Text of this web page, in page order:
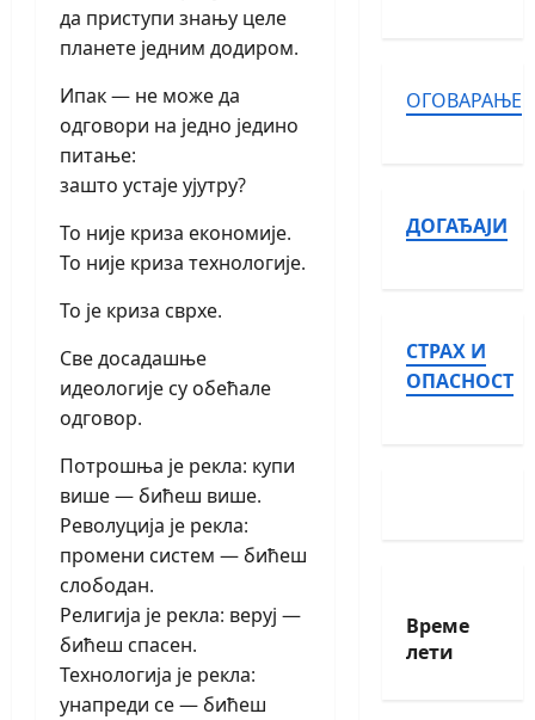
да приступи знању целе
планете једним додиром.
Ипак — не може да
одговори на једно једино
питање:
зашто устаје ујутру?
То није криза економије.
То није криза технологије.
То је криза сврхе.
Све досадашње
идеологије су обећале
одговор.
Потрошња је рекла: купи
више — бићеш више.
Револуција је рекла:
промени систем — бићеш
слободан.
Религија је рекла: веруј —
бићеш спасен.
Технологија је рекла:
унапреди се — бићеш
ОГОВАРАЊЕ
ДОГАЂАЈИ
СТРАХ И
ОПАСНОСТ
Време
лети